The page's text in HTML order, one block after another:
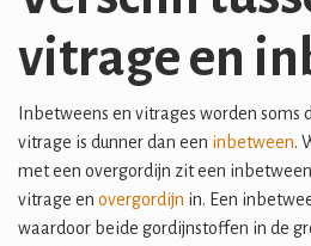
vitrage en
Inbetweens en vitrages worden soms
vitrage is dunner dan een inbetween.
met een overgordijn zit een
vitrage en overgordijn in. Een
waardoor beide gordijnstoffen in de